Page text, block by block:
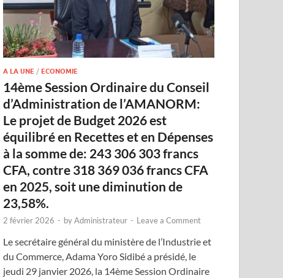
A LA UNE /ECONOMIE
14ème Session Ordinaire du Conseil
d’Administration de l’AMANORM:
Le projet de Budget 2026 est
équilibré en Recettes et en Dépenses
à la somme de: 243 306 303 francs
CFA, contre 318 369 036 francs CFA
en 2025, soit une diminution de
23,58%.
2 février 2026 - byAdministrateur - Leave a Comment
Le secrétaire général du ministère de l’Industrie et
du Commerce, Adama Yoro Sidibé a présidé, le
jeudi 29 janvier 2026, la 14ème Session Ordinaire